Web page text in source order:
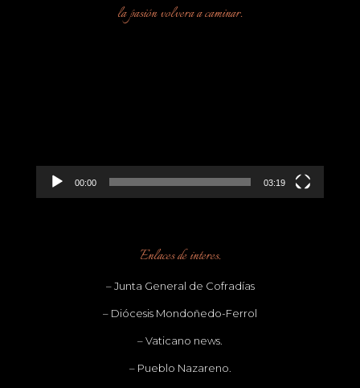
la pasión volvera a caminar.
00:00 03:19
Enlaces de interes.
– Junta General de Cofradías
– Diócesis Mondoñedo-Ferrol
– Vaticano news.
– Pueblo Nazareno.